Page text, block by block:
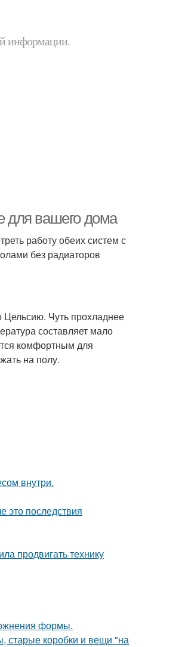
информации.
для вашего дома
работу обеих систем с
без радиаторов
Цельсию. Чуть прохладнее
составляет мало
комфортным для
на полу.
внутри.
это последствия
продвигать технику
формы.
старые коробки и вещи "на